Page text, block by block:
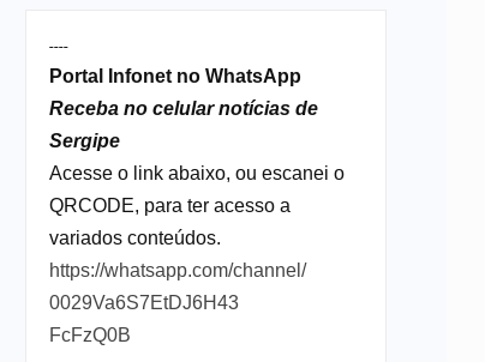
----
Portal Infonet no WhatsApp
Receba no celular notícias de
Sergipe
Acesse o link abaixo, ou escanei o
QRCODE, para ter acesso a
variados conteúdos.
https://whatsapp.com/channel/
0029Va6S7EtDJ6H43
FcFzQ0B